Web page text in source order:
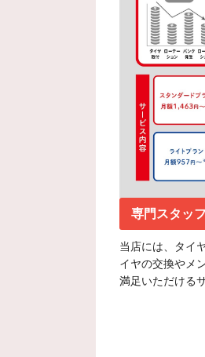
専門スタッ
当店には、タイ
イヤの交換やメ
満足いただける